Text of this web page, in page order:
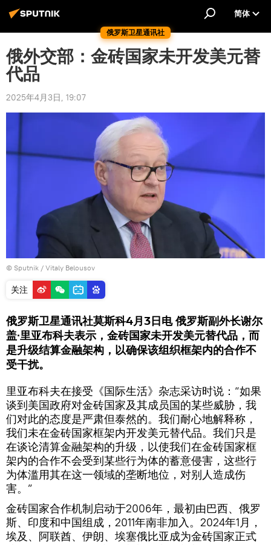
俄罗斯卫星通讯社
简体
俄外交部：金砖国家未开发美元替
代品
2025年4月3日, 19:07
© Sputnik / Vitaly Belousov
关注
俄罗斯卫星通讯社莫斯科4月3日电 俄罗斯副外长谢尔
盖∙里亚布科夫表示，金砖国家未开发美元替代品，而
是升级结算金融架构，以确保该组织框架内的合作不
受干扰。
里亚布科夫在接受《国际生活》杂志采访时说：“如果
谈到美国政府对金砖国家及其成员国的某些威胁，我
们对此的态度是严肃但泰然的。我们耐心地解释称，
我们未在金砖国家框架内开发美元替代品。我们只是
在谈论清算金融架构的升级，以使我们在金砖国家框
架内的合作不会受到某些行为体的蓄意侵害，这些行
为体滥用其在这一领域的垄断地位，对别人造成伤
害。”
金砖国家合作机制启动于2006年，最初由巴西、俄罗
斯、印度和中国组成，2011年南非加入。2024年1月，
埃及、阿联酋、伊朗、埃塞俄比亚成为金砖国家正式